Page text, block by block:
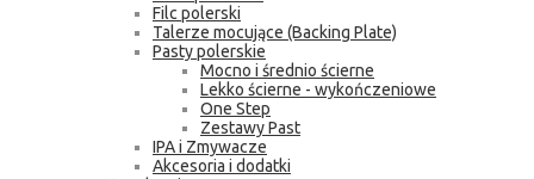
Filc polerski
Talerze mocujące (Backing Plate)
Pasty polerskie
Mocno i średnio ścierne
Lekko ścierne - wykończeniowe
One Step
Zestawy Past
IPA i Zmywacze
Akcesoria i dodatki